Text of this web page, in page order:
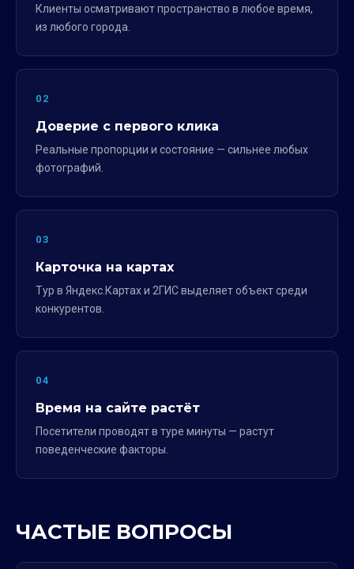
Клиенты осматривают пространство в любое время,
из любого города.
02
Доверие с первого клика
Реальные пропорции и состояние — сильнее любых
фотографий.
03
Карточка на картах
Тур в Яндекс.Картах и 2ГИС выделяет объект среди
конкурентов.
04
Время на сайте растёт
Посетители проводят в туре минуты — растут
поведенческие факторы.
ЧАСТЫЕ ВОПРОСЫ